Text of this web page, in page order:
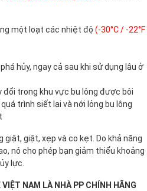
một loạt các nhiệt độ (-30°C / -22°F
hủy, ngay cả sau khi sử dụng lâu ở
đổi trong khu vực bu lông được bôi
trình siết lại và nới lỏng bu lông
giật, xẹp và co kẹt. Do khả năng
nó cho phép bạn giảm thiểu khoảng
lực.
NAM LÀ NHÀ PP CHÍNH HÃNG